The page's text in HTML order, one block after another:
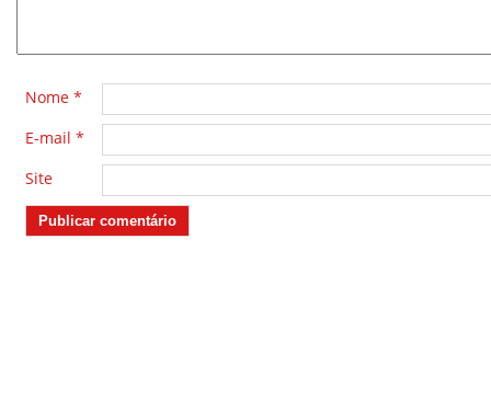
Nome *
E-mail *
Site